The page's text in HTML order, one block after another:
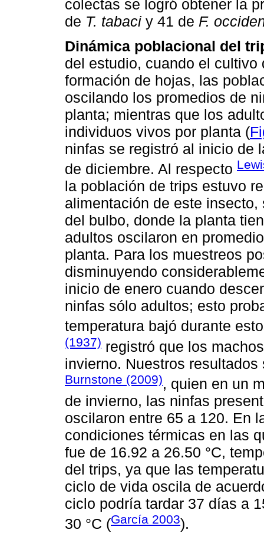
colectas se logró obtener la
de T. tabaci y 41 de F.
Dinámica poblacional del
del estudio, cuando el
formación de hojas, las
oscilando los promedios de
planta; mientras que los
individuos vivos por planta (
ninfas se registró al inicio de
de diciembre. Al respecto
la población de trips estuvo
alimentación de este
del bulbo, donde la planta
adultos oscilaron en
planta. Para los muestreos
disminuyendo
inicio de enero cuando
ninfas sólo adultos; esto
temperatura bajó durante
(1937) registró que los
invierno. Nuestros
Burnstone (2009), quien en un
de invierno, las ninfas
oscilaron entre 65 a 120. En
condiciones térmicas en las
fue de 16.92 a 26.50 °C,
del trips, ya que las
ciclo de vida oscila de
ciclo podría tardar 37 días a
30 °C (García 2003).